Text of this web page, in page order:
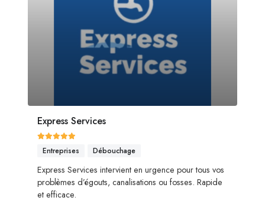
Express Services
Entreprises Débouchage
Express Services intervient en urgence pour tous vos
problèmes d’égouts, canalisations ou fosses. Rapide
et efficace.